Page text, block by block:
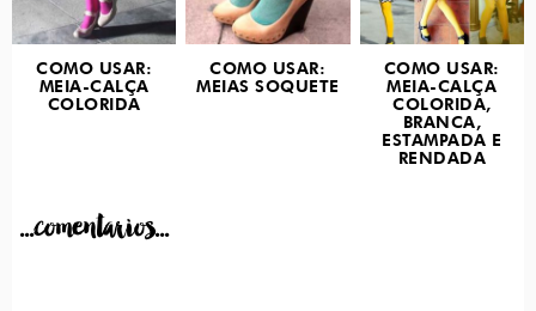
COMO USAR:
MEIA-CALÇA
COLORIDA
COMO USAR:
MEIAS SOQUETE
COMO USAR:
MEIA-CALÇA
COLORIDA,
BRANCA,
ESTAMPADA E
RENDADA
...comentarios...